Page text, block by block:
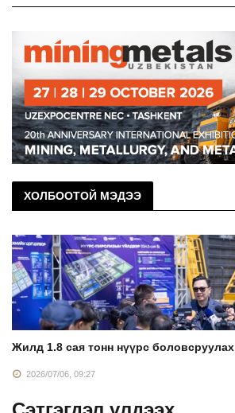
ХОЛБООТОЙ МЭДЭЭ
Жилд 1.8 сая тонн нүүрс боловсруулах
2026/07/06, 09:27